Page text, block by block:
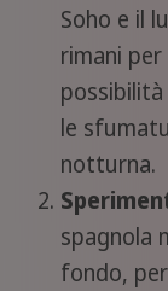
Soho e il
rimani
le
notturna.
spagnola
fondo,